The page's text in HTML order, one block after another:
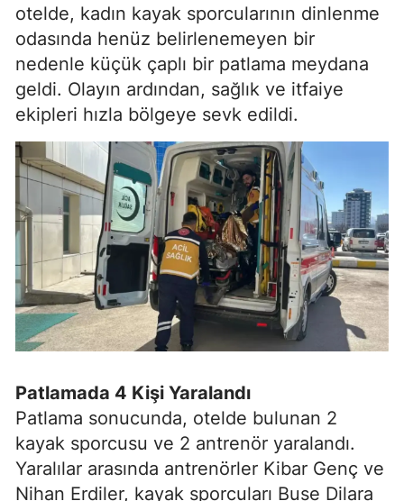
otelde, kadın kayak sporcularının dinlenme
odasında henüz belirlenemeyen bir
nedenle küçük çaplı bir patlama meydana
geldi. Olayın ardından, sağlık ve itfaiye
ekipleri hızla bölgeye sevk edildi.
Patlamada 4 Kişi Yaralandı
Patlama sonucunda, otelde bulunan 2
kayak sporcusu ve 2 antrenör yaralandı.
Yaralılar arasında antrenörler Kibar Genç ve
Nihan Erdiler, kayak sporcuları Buse Dilara